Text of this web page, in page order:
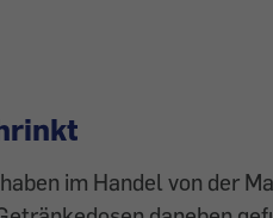
im Handel von der